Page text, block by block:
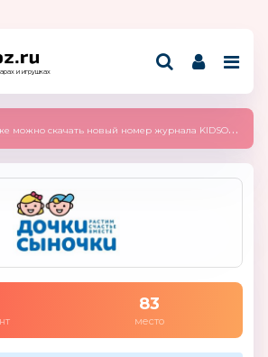
и игрушках
можно скачать новый номер журнала KIDSOBOZ 2025 (сентябрь)
83
место